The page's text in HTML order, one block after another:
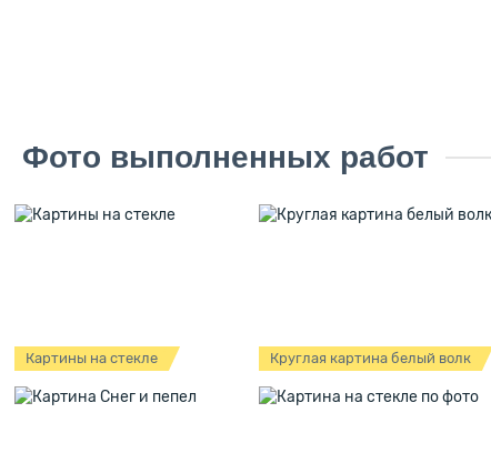
Фото выполненных работ
Картины на стекле Круглая картина белый волк